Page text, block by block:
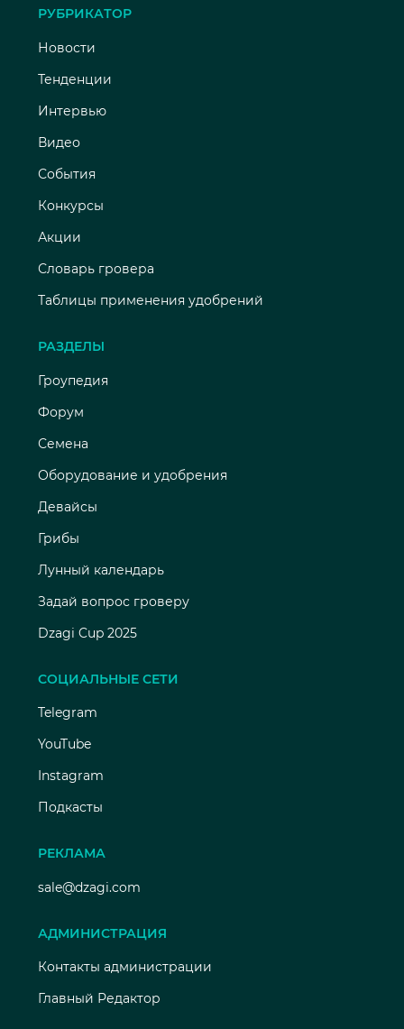
РУБРИКАТОР
Новости
Тенденции
Интервью
Видео
События
Конкурсы
Акции
Словарь гровера
Таблицы применения удобрений
РАЗДЕЛЫ
Гроупедия
Форум
Семена
Оборудование и удобрения
Девайсы
Грибы
Лунный календарь
Задай вопрос гроверу
Dzagi Cup 2025
СОЦИАЛЬНЫЕ СЕТИ
Telegram
YouTube
Instagram
Подкасты
РЕКЛАМА
sale@dzagi.com
АДМИНИСТРАЦИЯ
Контакты администрации
Главный Редактор